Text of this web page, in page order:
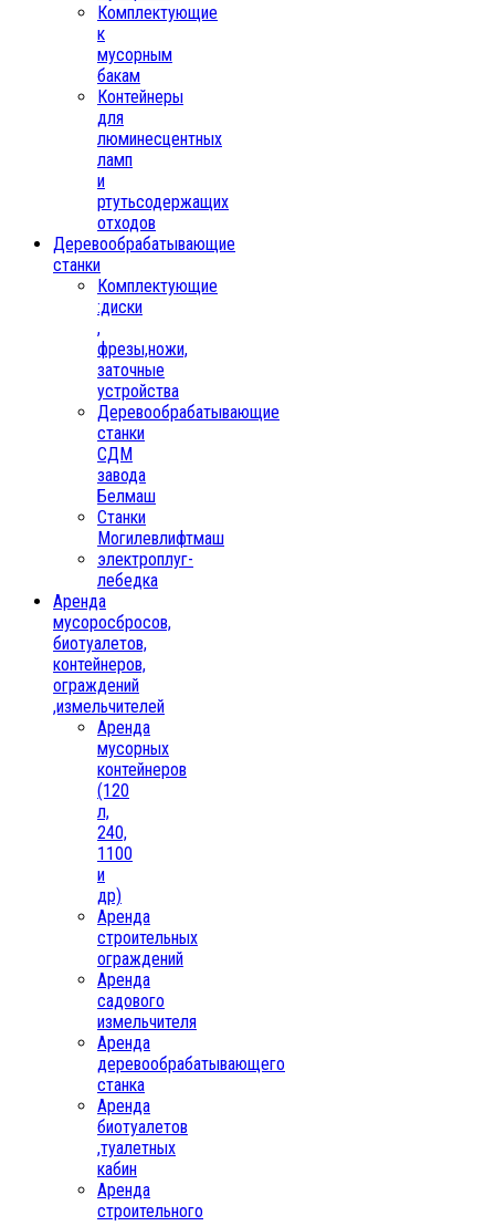
Комплектующие
к
мусорным
бакам
Контейнеры
для
люминесцентных
ламп
и
ртутьсодержащих
отходов
Деревообрабатывающие
станки
Комплектующие
:диски
,
фрезы,ножи,
заточные
устройства
Деревообрабатывающие
станки
СДМ
завода
Белмаш
Станки
Могилевлифтмаш
электроплуг-
лебедка
Аренда
мусоросбросов,
биотуалетов,
контейнеров,
ограждений
,измельчителей
Аренда
мусорных
контейнеров
(120
л,
240,
1100
и
др)
Аренда
строительных
ограждений
Аренда
садового
измельчителя
Аренда
деревообрабатывающего
станка
Аренда
биотуалетов
,туалетных
кабин
Аренда
строительного